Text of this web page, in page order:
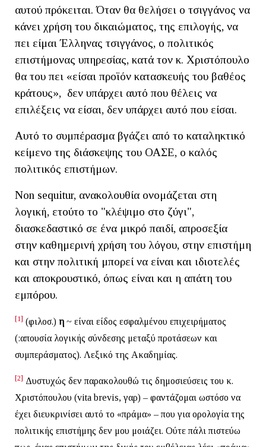
αυτού πρόκειται. Όταν θα θελήσει ο τσιγγάνος να
κάνει χρήση του δικαιώματος, της επιλογής, να
πει είμαι Έλληνας τσιγγάνος, ο πολιτικός
επιστήμονας υπηρεσίας, κατά τον κ. Χριστόπουλο
θα του πει «είσαι προϊόν κατασκευής του βαθέος
κράτους», δεν υπάρχει αυτό που θέλεις να
επιλέξεις να είσαι, δεν υπάρχει αυτό που είσαι.
Αυτό το συμπέρασμα βγάζει από το καταληκτικό
κείμενο της διάσκεψης του ΟΑΣΕ, ο καλός
πολιτικός επιστήμων.
Non sequitur, ανακολουθία ονομάζεται στη
λογική, ετούτο το "κλέψιμο στο ζύγι",
διασκεδαστικό σε ένα μικρό παιδί, απροσεξία
στην καθημερινή χρήση του λόγου, στην επιστήμη
και στην πολιτική μπορεί να είναι και ιδιοτελές
και αποκρουστικό, όπως είναι και η απάτη του
εμπόρου.
[1] (φιλοσ.) η ~ είναι είδος εσφαλμένου επιχειρήματος
(:απουσία λογικής σύνδεσης μεταξύ προτάσεων και
συμπεράσματος). Λεξικό της Ακαδημίας.
[2] Δυστυχώς δεν παρακολουθώ τις δημοσιεύσεις του κ.
Χριστόπουλου (vita brevis, γαρ) – φαντάζομαι ωστόσο να
έχει διευκρινίσει αυτό το «πράμα» – που για ορολογία της
πολιτικής επιστήμης δεν μου μοιάζει. Ούτε πάλι πιστεύω